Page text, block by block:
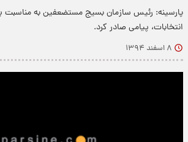
پارسینه: رئیس سازمان بسیج مستضعفین به مناسبت
انتخابات، پیامی صادر کرد.
۸ اسفند ۱۳۹۴